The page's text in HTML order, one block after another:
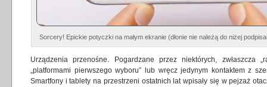
Sorcery! Epickie potyczki na małym ekranie (dłonie nie należą do niżej
Urządzenia przenośne. Pogardzane przez niektórych, zwłaszcza
„platformami pierwszego wyboru” lub wręcz jedynym kontaktem z
Smartfony i tablety na przestrzeni ostatnich lat wpisały się w pejzaż